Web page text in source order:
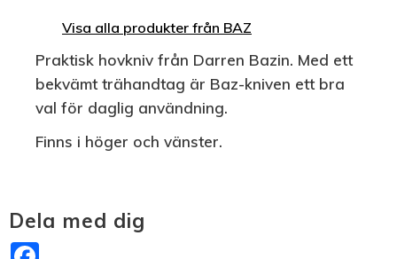
Visa alla produkter från BAZ
Praktisk hovkniv från Darren Bazin. Med ett
bekvämt trähandtag är Baz-kniven ett bra
val för daglig användning.
Finns i höger och vänster.
Dela med dig